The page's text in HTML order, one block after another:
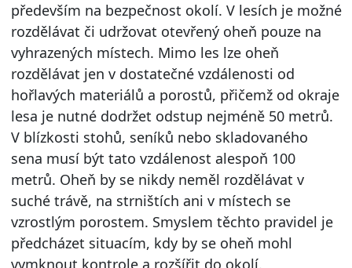
především na bezpečnost okolí. V lesích je možné
rozdělávat či udržovat otevřený oheň pouze na
vyhrazených místech. Mimo les lze oheň
rozdělávat jen v dostatečné vzdálenosti od
hořlavých materiálů a porostů, přičemž od okraje
lesa je nutné dodržet odstup nejméně 50 metrů.
V blízkosti stohů, seníků nebo skladovaného
sena musí být tato vzdálenost alespoň 100
metrů. Oheň by se nikdy neměl rozdělávat v
suché trávě, na strništích ani v místech se
vzrostlým porostem. Smyslem těchto pravidel je
předcházet situacím, kdy by se oheň mohl
vymknout kontrole a rozšířit do okolí.